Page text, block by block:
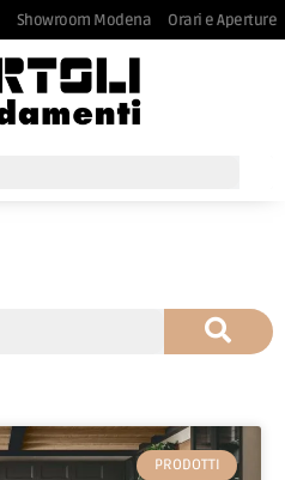
Showroom Modena Orari e Aperture
PRODOTTI